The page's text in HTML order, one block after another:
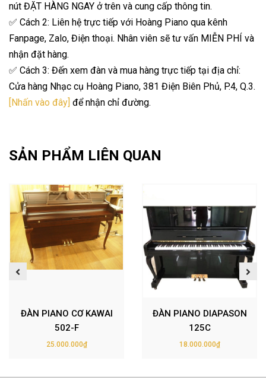
nút ĐẶT HÀNG NGAY ở trên và cung cấp thông tin.
✅ Cách 2: Liên hệ trực tiếp với Hoàng Piano qua kênh
Fanpage, Zalo, Điện thoại. Nhân viên sẽ tư vấn MIỄN PHÍ và
nhận đặt hàng.
✅ Cách 3: Đến xem đàn và mua hàng trực tiếp tại địa chỉ:
Cửa hàng Nhạc cụ Hoàng Piano, 381 Điện Biên Phủ, P.4, Q.3.
[Nhấn vào đây] để nhận chỉ đường.
SẢN PHẨM LIÊN QUAN
ĐÀN PIANO CƠ KAWAI
502-F
25.000.000₫
ĐÀN PIANO DIAPASON
125C
18.000.000₫